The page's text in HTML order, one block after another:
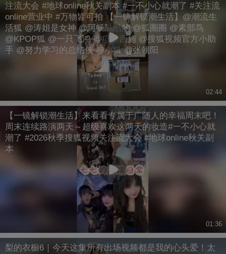
注流大会 #地球online秋关副本 #一不小心就潮了 #关注流
online营业中 #万物皆可拍 【一镜解锁潮生活】@潮流生
活狐 @涛姐是女神 @阿畅酷酷的 @狐圈圈 @素部鸟
@KPOP狐 @一只飞鸿 @痘肤西施 @搜狐视频官方小助
手 @努力学习的总结侠 @小狐 @张朝阳
02:44
【一镜解锁潮生活】来看看专属于广随人的幸福周末吧！
周末连续路演两天～超级喜欢这两天的妆造#一不小心就
潮了 #2026秋季搜狐视频关注流大会 #地球online秋关副
本
01:36
梨的衣橱6｜今天这集所有出场视频都是我的心头爱！太